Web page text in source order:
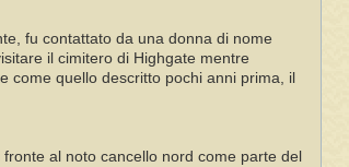
fu contattato da una donna di nome
il cimitero di Highgate mentre
come quello descritto pochi anni prima, il
al noto cancello nord come parte del